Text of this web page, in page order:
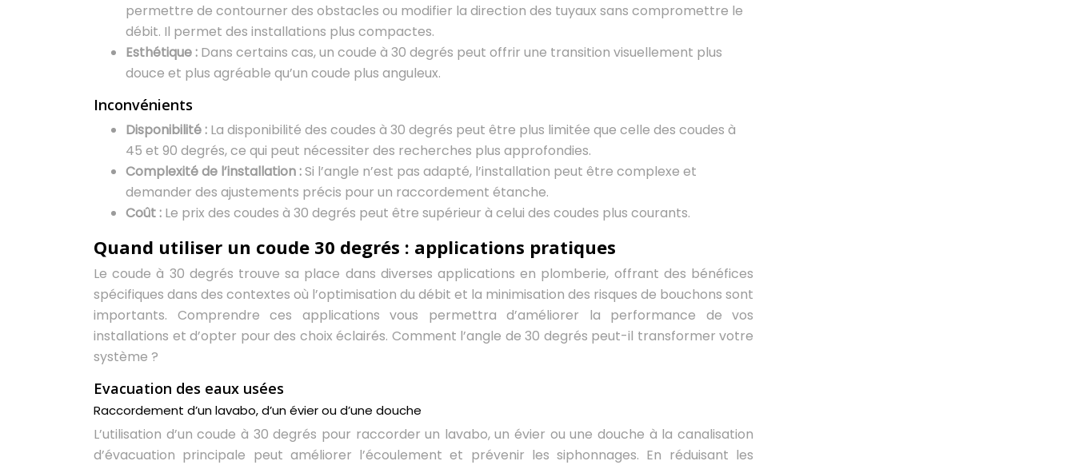
permettre de contourner des obstacles ou modifier la direction des tuyaux sans compromettre le
débit. Il permet des installations plus compactes.
Esthétique : Dans certains cas, un coude à 30 degrés peut offrir une transition visuellement plus
douce et plus agréable qu’un coude plus anguleux.
Inconvénients
Disponibilité : La disponibilité des coudes à 30 degrés peut être plus limitée que celle des coudes à
45 et 90 degrés, ce qui peut nécessiter des recherches plus approfondies.
Complexité de l’installation :Si l’angle n’est pas adapté, l’installation peut être complexe et
demander des ajustements précis pour un raccordement étanche.
Coût : Le prix des coudes à 30 degrés peut être supérieur à celui des coudes plus courants.
Quand utiliser un coude 30 degrés : applications pratiques
Le coude à 30 degrés trouve sa place dans diverses applications en plomberie, offrant des bénéfices
spécifiques dans des contextes où l’optimisation du débit et la minimisation des risques de bouchons sont
importants. Comprendre ces applications vous permettra d’améliorer la performance de vos
installations et d’opter pour des choix éclairés. Comment l’angle de 30 degrés peut-il transformer votre
système ?
Evacuation des eaux usées
Raccordement d’un lavabo, d’un évier ou d’une douche
L’utilisation d’un coude à 30 degrés pour raccorder un lavabo, un évier ou une douche à la canalisation
d’évacuation principale peut améliorer l’écoulement et prévenir les siphonnages. En réduisant les